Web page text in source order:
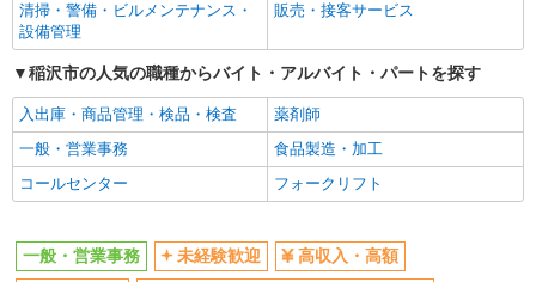
清掃・警備・ビルメンテナンス・
設備管理
販売・接客サービス
稲沢市の人気の職種からバイト・アルバイト・パートを探す
入出庫・商品管理・検品・検査
薬剤師
一般・営業事務
食品製造・加工
コールセンター
フォークリフト
一般・営業事務 未経験歓迎
高収入・高額